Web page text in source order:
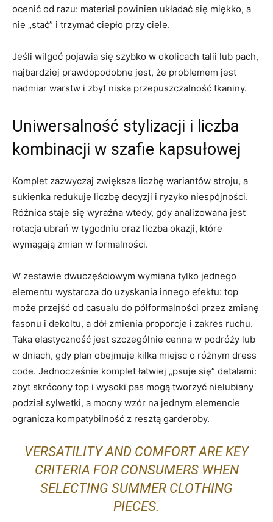
ocenić od razu: materiał powinien układać się miękko, a
nie „stać” i trzymać ciepło przy ciele.
Jeśli wilgoć pojawia się szybko w okolicach talii lub pach,
najbardziej prawdopodobne jest, że problemem jest
nadmiar warstw i zbyt niska przepuszczalność tkaniny.
Uniwersalność stylizacji i liczba
kombinacji w szafie kapsułowej
Komplet zazwyczaj zwiększa liczbę wariantów stroju, a
sukienka redukuje liczbę decyzji i ryzyko niespójności.
Różnica staje się wyraźna wtedy, gdy analizowana jest
rotacja ubrań w tygodniu oraz liczba okazji, które
wymagają zmian w formalności.
W zestawie dwuczęściowym wymiana tylko jednego
elementu wystarcza do uzyskania innego efektu: top
może przejść od casualu do półformalności przez zmianę
fasonu i dekoltu, a dół zmienia proporcje i zakres ruchu.
Taka elastyczność jest szczególnie cenna w podróży lub
w dniach, gdy plan obejmuje kilka miejsc o różnym dress
code. Jednocześnie komplet łatwiej „psuje się” detalami:
zbyt skrócony top i wysoki pas mogą tworzyć nielubiany
podział sylwetki, a mocny wzór na jednym elemencie
ogranicza kompatybilność z resztą garderoby.
VERSATILITY AND COMFORT ARE KEY
CRITERIA FOR CONSUMERS WHEN
SELECTING SUMMER CLOTHING
PIECES.